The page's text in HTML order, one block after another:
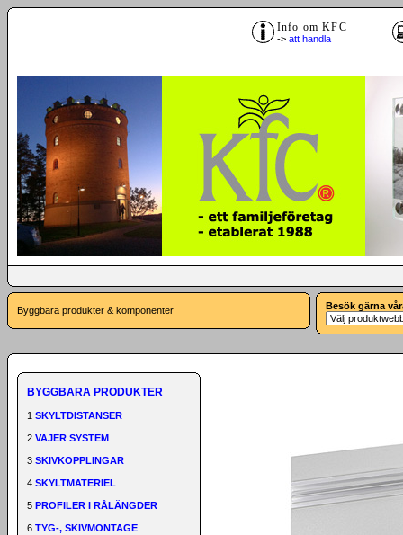
Info om KFC
-> att handla
Byggbara produkter & komponenter Besök gärna
BYGGBARA PRODUKTER
1 SKYLTDISTANSER
2 VAJER SYSTEM
3 SKIVKOPPLINGAR
4 SKYLTMATERIEL
5 PROFILER I RÅLÄNGDER
6 TYG-, SKIVMONTAGE